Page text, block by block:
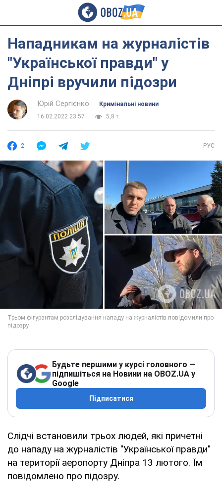
Нападникам на журналістів
"Української правди" у
Дніпрі вручили підозри
Юрій Сергієнко
Кримінальні новини
16.02.2022 23:57
5,8 т.
2 РУС
Будьте першими у курсі головного —
підпишіться на Новини на OBOZ.UA у
Google
Підписатися
Слідчі встановили трьох людей, які причетні
до нападу на журналістів "Української правди"
на території аеропорту Дніпра 13 лютого. Їм
повідомлено про підозру.